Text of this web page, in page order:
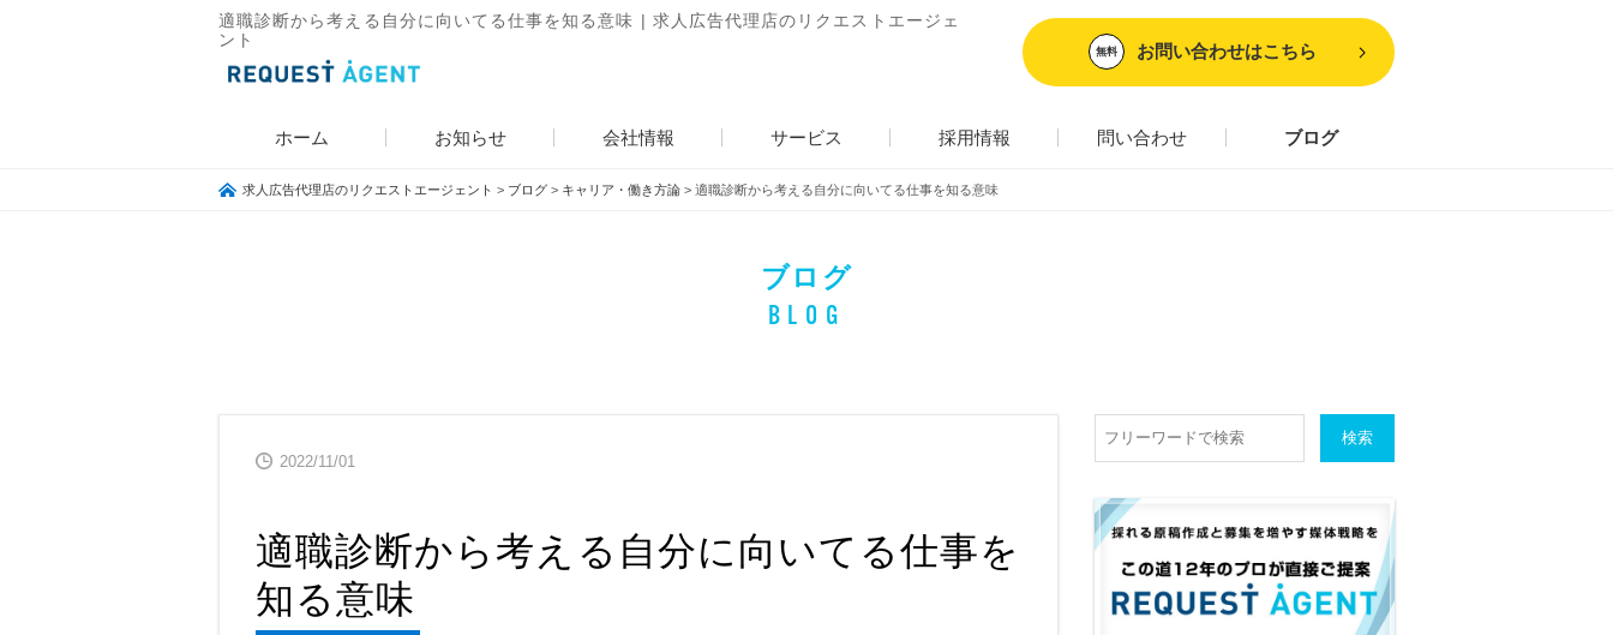
適職診断から考える自分に向いてる仕事を知る意味 | 求人広告代理店のリクエストエージェ
ント
無料 お問い合わせはこちら
ホーム お知らせ 会社情報 サービス 採用情報 問い合わせ ブログ
求人広告代理店のリクエストエージェント > ブログ > キャリア・働き方論 > 適職診断から考える自分に向いてる仕事を知る意味
ブログ
BLOG
2022/11/01
適職診断から考える自分に向いてる仕事を
知る意味